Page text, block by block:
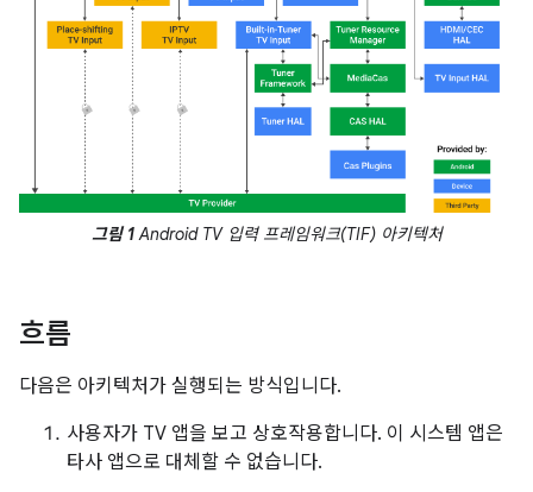
그림 1Android TV 입력 프레임워크(TIF) 아키텍처
흐름
다음은 아키텍처가 실행되는 방식입니다.
사용자가 TV 앱을 보고 상호작용합니다. 이 시스템 앱은
타사 앱으로 대체할 수 없습니다.